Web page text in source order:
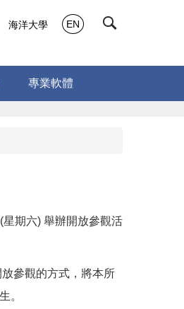
專業軟體
海洋大學 EN
期六) 舉辦開放參觀活
參觀的方式，將本所
。